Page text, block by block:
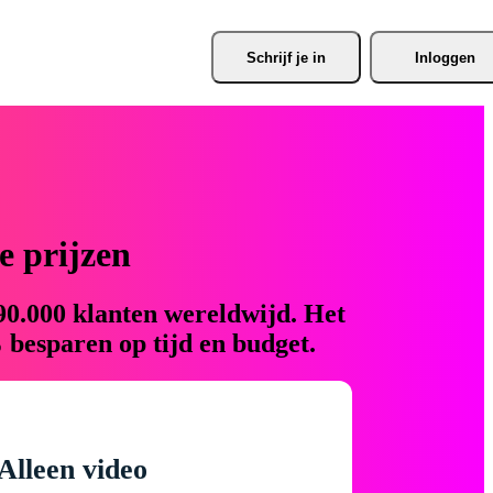
Schrijf je in Inloggen
prijzen
klanten wereldwijd. Het
op tijd en budget.
video